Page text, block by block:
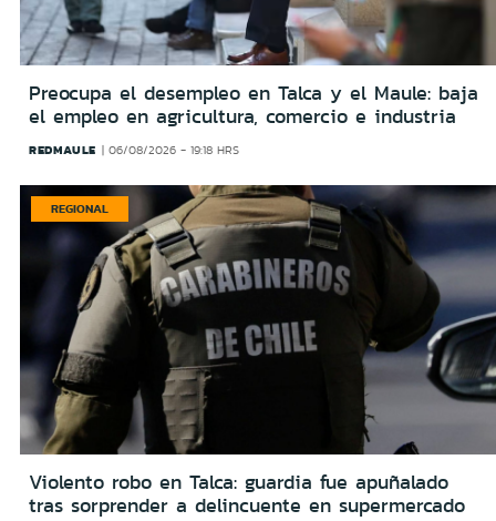
Preocupa el desempleo en Talca y el Maule: baja
el empleo en agricultura, comercio e industria
REDMAULE 06/08/2026 - 19:18 HRS
REGIONAL
Violento robo en Talca: guardia fue apuñalado
tras sorprender a delincuente en supermercado